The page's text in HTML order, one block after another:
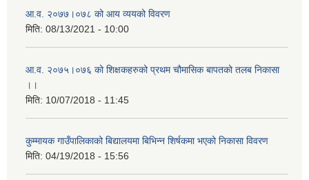
आ.व. २०७७।०७८ को आय व्ययको विवरण
मिति: 08/13/2021 - 10:00
आ.व. २०७५।०७६ को शिक्षकहरुको प्रथम चौमासिक बापतको तलब निकासा
।।
मिति: 10/07/2018 - 11:45
कुम्मायक गाउँपालिकाको बिद्यालयमा बिभिन्न शिर्षकमा भएको निकासा विवरण
मिति: 04/19/2018 - 15:56